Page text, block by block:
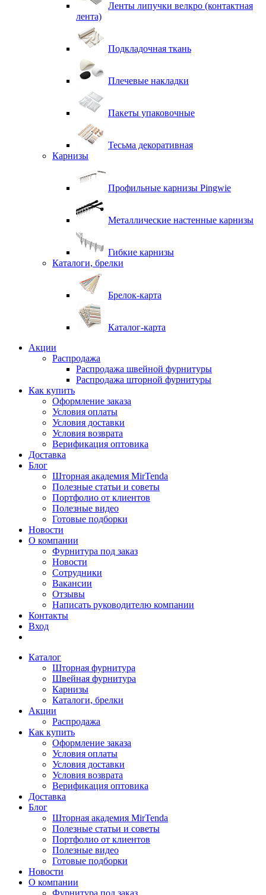
Ленты липучки велкро (контактная
лента)
Подкладочная ткань
Плечевые накладки
Пакеты упаковочные
Тесьма декоративная
Карнизы
Профильные карнизы Pingwie
Металлические настенные карнизы
Гибкие карнизы
Каталоги, брелки
Брелок-карта
Каталог-карта
Акции
Распродажа
Распродажа швейной фурнитуры
Распродажа шторной фурнитуры
Как купить
Оформление заказа
Условия оплаты
Условия доставки
Условия возврата
Верификация оптовика
Доставка
Блог
Шторная академия MirTenda
Полезные статьи и советы
Портфолио от клиентов
Полезные видео
Готовые подборки
Новости
О компании
Фурнитура под заказ
Новости
Сотрудники
Вакансии
Отзывы
Написать руководителю компании
Контакты
Вход
Каталог
Шторная фурнитура
Швейная фурнитура
Карнизы
Каталоги, брелки
Акции
Распродажа
Как купить
Оформление заказа
Условия оплаты
Условия доставки
Условия возврата
Верификация оптовика
Доставка
Блог
Шторная академия MirTenda
Полезные статьи и советы
Портфолио от клиентов
Полезные видео
Готовые подборки
Новости
О компании
Фурнитура под заказ